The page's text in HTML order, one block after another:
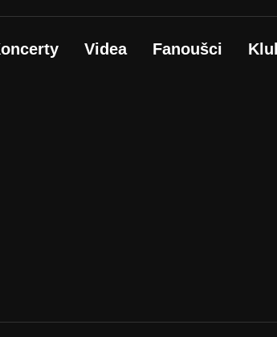
Videa Fanoušci